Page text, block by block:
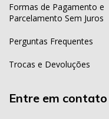
Formas de Pagamento e
Parcelamento Sem Juros
Perguntas Frequentes
Trocas e Devoluções
Entre em contato